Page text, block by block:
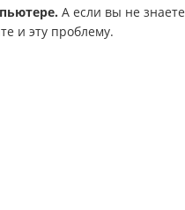
А если вы не знаете
и эту проблему.